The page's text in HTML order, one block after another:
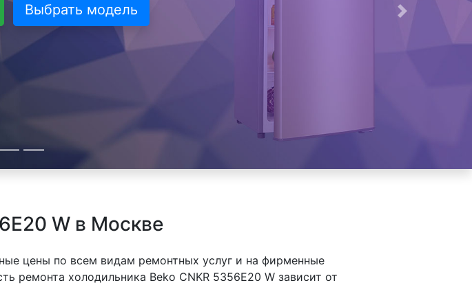
Выбрать модель
Следующая
W в Москве
цены по всем видам ремонтных услуг и на фирменные
ремонта холодильника Beko CNKR 5356E20 W зависит от